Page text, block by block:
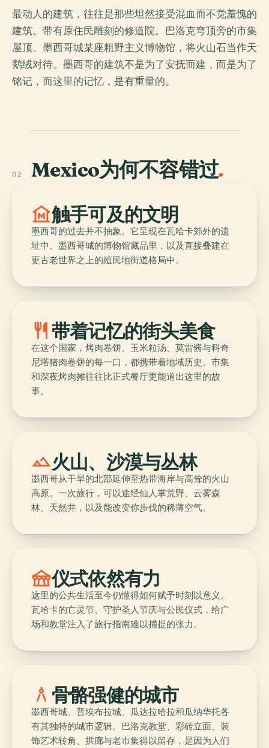
最动人的建筑，往往是那些坦然接受混血而不觉羞愧的
建筑。带有原住民雕刻的修道院。巴洛克穹顶旁的市集
屋顶。墨西哥城某座粗野主义博物馆，将火山石当作天
鹅绒对待。墨西哥的建筑不是为了安抚而建，而是为了
铭记，而这里的记忆，是有重量的。
02 Mexico为何不容错过.
museum触手可及的文明
墨西哥的过去并不抽象。它呈现在瓦哈卡郊外的遗
址中、墨西哥城的博物馆藏品里，以及直接叠建在
更古老世界之上的殖民地街道格局中。
restaurant 带着记忆的街头美食
在这个国家，烤肉卷饼、玉米粒汤、莫雷酱与科奇
尼塔猪肉卷饼的每一口，都携带着地域历史。市集
和深夜烤肉摊往往比正式餐厅更能道出这里的故
事。
landscape火山、沙漠与丛林
墨西哥从干旱的北部延伸至热带海岸与高耸的火山
高原。一次旅行，可以途经仙人掌荒野、云雾森
林、天然井，以及能改变你步伐的稀薄空气。
festival仪式依然有力
这里的公共生活至今仍懂得如何赋予时刻以意义。
瓦哈卡的亡灵节、守护圣人节庆与公民仪式，给广
场和教堂注入了旅行指南难以捕捉的张力。
architecture 骨骼强健的城市
墨西哥城、普埃布拉城、瓜达拉哈拉和瓜纳华托各
有其独特的城市逻辑。巴洛克教堂、彩砖立面、装
饰艺术转角、拱廊与老市集得以留存，是因为人们